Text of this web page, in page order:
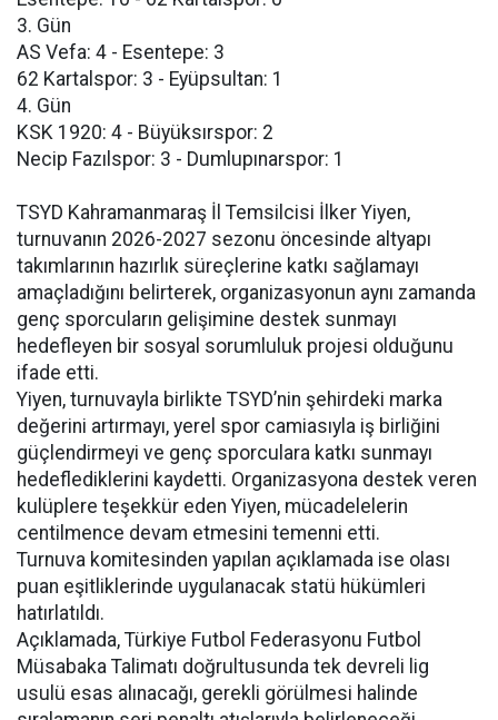
3. Gün
AS Vefa: 4 - Esentepe: 3
62 Kartalspor: 3 - Eyüpsultan: 1
4. Gün
KSK 1920: 4 - Büyüksırspor: 2
Necip Fazılspor: 3 - Dumlupınarspor: 1
TSYD Kahramanmaraş İl Temsilcisi İlker Yiyen,
turnuvanın 2026-2027 sezonu öncesinde altyapı
takımlarının hazırlık süreçlerine katkı sağlamayı
amaçladığını belirterek, organizasyonun aynı zamanda
genç sporcuların gelişimine destek sunmayı
hedefleyen bir sosyal sorumluluk projesi olduğunu
ifade etti.
Yiyen, turnuvayla birlikte TSYD’nin şehirdeki marka
değerini artırmayı, yerel spor camiasıyla iş birliğini
güçlendirmeyi ve genç sporculara katkı sunmayı
hedeflediklerini kaydetti. Organizasyona destek veren
kulüplere teşekkür eden Yiyen, mücadelelerin
centilmence devam etmesini temenni etti.
Turnuva komitesinden yapılan açıklamada ise olası
puan eşitliklerinde uygulanacak statü hükümleri
hatırlatıldı.
Açıklamada, Türkiye Futbol Federasyonu Futbol
Müsabaka Talimatı doğrultusunda tek devreli lig
usulü esas alınacağı, gerekli görülmesi halinde